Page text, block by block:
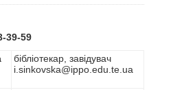
39-59
бібліотекар, завідувач
i.sinkovska@ippo.edu.te.ua